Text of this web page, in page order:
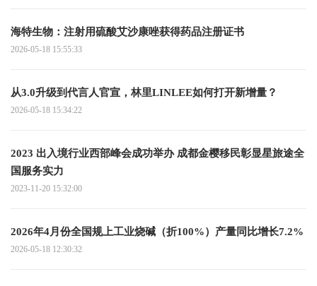
海特生物：注射用硫酸艾沙康唑获得药品注册证书
2026-05-18 15:55:33
从3.0升级到代言人官宣，林里LINLEE如何打开新增量？
2026-05-18 15:34:22
2023 出入境行业西部峰会成功举办 成都金樱移民彰显星旅途全
国服务实力
2023-11-20 15:32:00
2026年4月份全国规上工业烧碱（折100%）产量同比增长7.2%
2026-05-18 12:30:32